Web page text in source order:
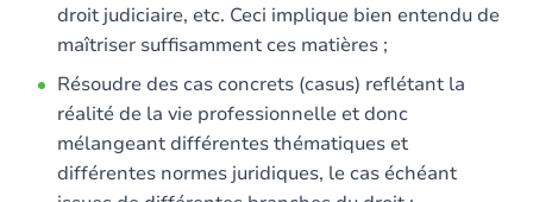
droit judiciaire, etc. Ceci implique bien entendu de
maîtriser suffisamment ces matières ;
Résoudre des cas concrets (casus) reflétant la
réalité de la vie professionnelle et donc
mélangeant différentes thématiques et
différentes normes juridiques, le cas échéant